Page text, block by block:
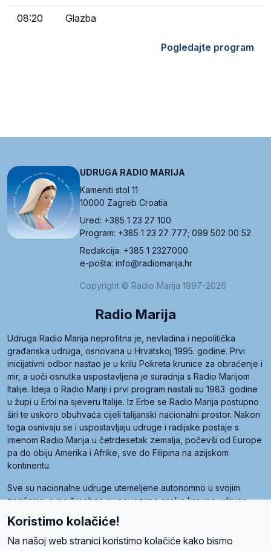
08:20 Glazba
Pogledajte program
UDRUGA RADIO MARIJA
Kameniti stol 11
10000 Zagreb Croatia
Ured: +385 1 23 27 100
Program: +385 1 23 27 777; 099 502 00 52
Redakcija: +385 1 2327000
e-pošta: info@radiomarija.hr
Copyright © Radio Marija 1997-2026
Radio Marija
Udruga Radio Marija neprofitna je, nevladina i nepolitička
građanska udruga, osnovana u Hrvatskoj 1995. godine. Prvi
inicijativni odbor nastao je u krilu Pokreta krunice za obraćenje i
mir, a uoči osnutka uspostavljena je suradnja s Radio Marijom
Italije. Ideja o Radio Mariji i prvi program nastali su 1983. godine
u župi u Erbi na sjeveru Italije. Iz Erbe se Radio Marija postupno
širi te uskoro obuhvaća cijeli talijanski nacionalni prostor. Nakon
toga osnivaju se i uspostavljaju udruge i radijske postaje s
imenom Radio Marija u četrdesetak zemalja, počevši od Europe
pa do obiju Amerika i Afrike, sve do Filipina na azijskom
kontinentu.
Sve su nacionalne udruge utemeljene autonomno u svojim
zemljama, a međusobna su povezane preko krovne udruge
Radio Maria). Svjetsku obitelj utemeljilo je sedam članica, među
kojima je i hrvatska Udruga Radio Marija.
Koristimo kolačiće!
Na našoj web stranici koristimo kolačiće kako bismo